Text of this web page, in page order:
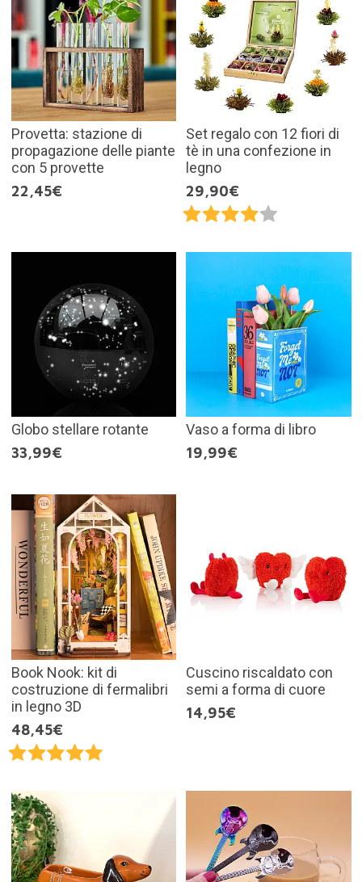
Provetta: stazione di
propagazione delle piante
con 5 provette
22,45€
Set regalo con 12 fiori di
tè in una confezione in
legno
29,90€
Globo stellare rotante
33,99€
Vaso a forma di libro
19,99€
Book Nook: kit di
costruzione di fermalibri
in legno 3D
48,45€
Cuscino riscaldato con
semi a forma di cuore
14,95€